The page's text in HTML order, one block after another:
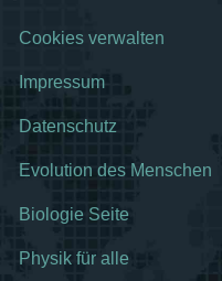
Cookies verwalten
Impressum
Datenschutz
Evolution des Menschen
Biologie Seite
Physik für alle